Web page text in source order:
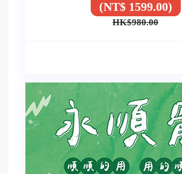
(NT$ 1599.00)
HK$980.00